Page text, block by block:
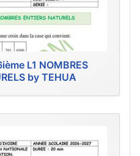
L1 NOMBRES
by TEHUA